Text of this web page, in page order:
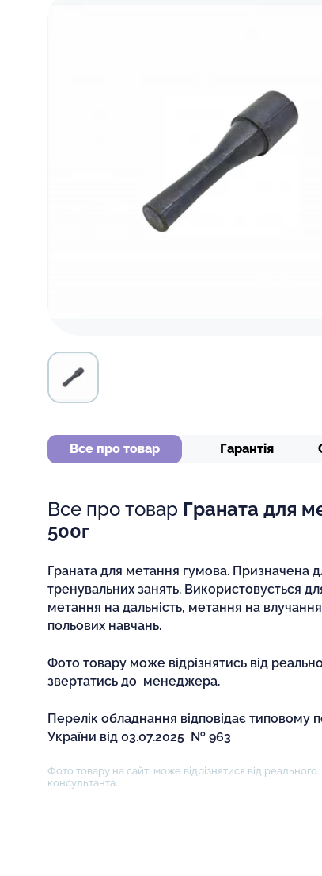
Все про товар Гарантія
Все про товар Граната для
500г
Граната для метання гумова. Призначена
тренувальних занять. Використовується
метання на дальність, метання на
польових навчань.
Фото товару може відрізнятись від
звертатись до менеджера.
Перелік обладнання відповідає типовому
України від 03.07.2025 № 963
Фото товару на сайті може відрізнятися від
консультанта.